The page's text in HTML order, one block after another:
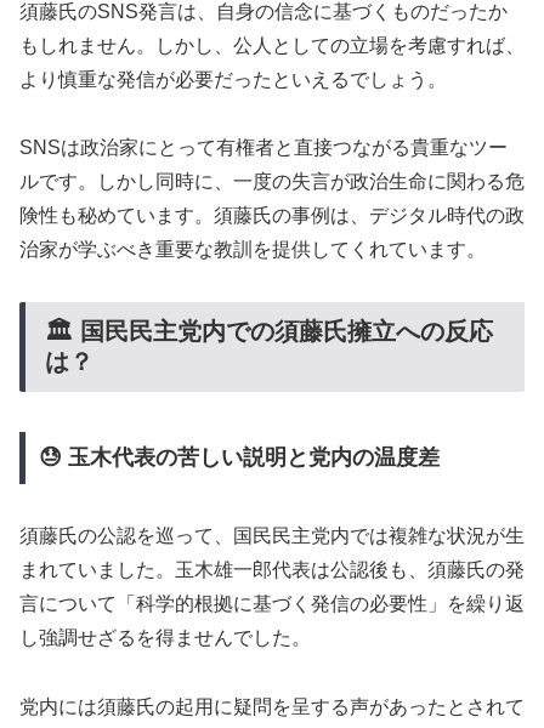
須藤氏のSNS発言は、自身の信念に基づくものだったか
もしれません。しかし、公人としての立場を考慮すれば、
より慎重な発信が必要だったといえるでしょう。
SNSは政治家にとって有権者と直接つながる貴重なツー
ルです。しかし同時に、一度の失言が政治生命に関わる危
険性も秘めています。須藤氏の事例は、デジタル時代の政
治家が学ぶべき重要な教訓を提供してくれています。
🏛️ 国民民主党内での須藤氏擁立への反応
は？
😓 玉木代表の苦しい説明と党内の温度差
須藤氏の公認を巡って、国民民主党内では複雑な状況が生
まれていました。玉木雄一郎代表は公認後も、須藤氏の発
言について「科学的根拠に基づく発信の必要性」を繰り返
し強調せざるを得ませんでした。
党内には須藤氏の起用に疑問を呈する声があったとされて